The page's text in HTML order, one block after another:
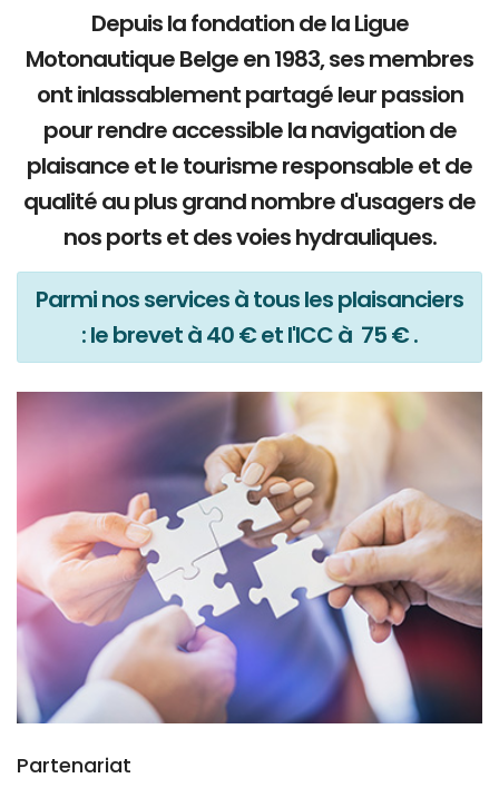
Depuis la fondation de la Ligue
Motonautique Belge en 1983, ses membres
ont inlassablement partagé leur passion
pour rendre accessible la navigation de
plaisance et le tourisme responsable et de
qualité au plus grand nombre d'usagers de
nos ports et des voies hydrauliques.
Parmi nos services à tous les plaisanciers
: le brevet à 40 € et l'ICC à 75 € .
Partenariat